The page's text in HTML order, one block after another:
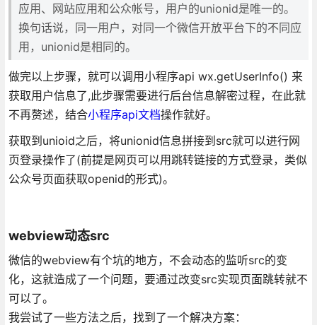
应用、网站应用和公众帐号，用户的unionid是唯一的。
换句话说，同一用户，对同一个微信开放平台下的不同应
用，unionid是相同的。
做完以上步骤，就可以调用小程序api wx.getUserInfo() 来
获取用户信息了,此步骤需要进行后台信息解密过程，在此就
不再赘述，结合小程序api文档操作就好。
获取到unioid之后，将unionid信息拼接到src就可以进行网
页登录操作了(前提是网页可以用跳转链接的方式登录，类似
公众号页面获取openid的形式)。
webview动态src
微信的webview有个坑的地方，不会动态的监听src的变
化，这就造成了一个问题，要通过改变src实现页面跳转就不
可以了。
我尝试了一些方法之后，找到了一个解决方案：